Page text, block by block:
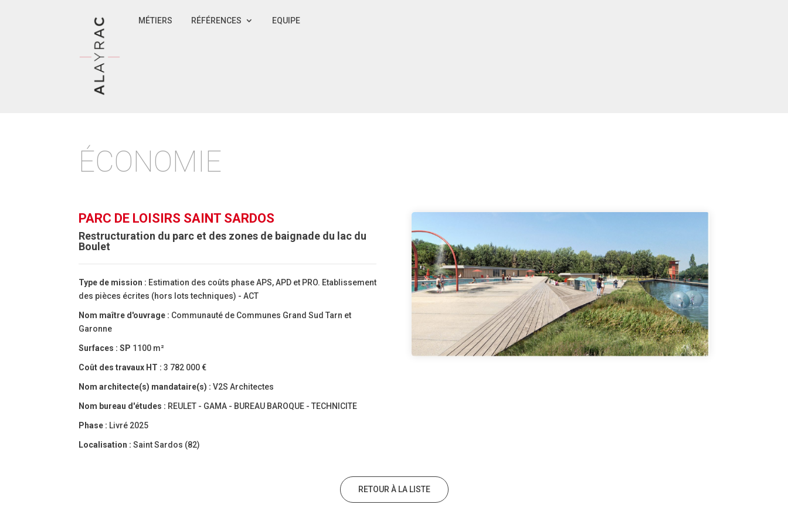
MÉTIERS RÉFÉRENCES EQUIPE
ÉCONOMIE
PARC DE LOISIRS SAINT SARDOS
Restructuration du parc et des zones de baignade du lac du
Boulet
Type de mission : Estimation des coûts phase APS, APD et PRO. Etablissement
des pièces écrites (hors lots techniques) - ACT
Nom maître d'ouvrage : Communauté de Communes Grand Sud Tarn et
Garonne
Surfaces :SP 1100 m²
Coût des travaux HT :3 782 000 €
Nom architecte(s) mandataire(s) :V2S Architectes
Nom bureau d'études : REULET - GAMA - BUREAU BAROQUE - TECHNICITE
Phase : Livré 2025
Localisation :Saint Sardos (82)
RETOUR À LA LISTE